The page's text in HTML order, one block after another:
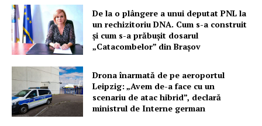
De la o plângere a unui deputat PNL la
un rechizitoriu DNA. Cum s-a construit
și cum s-a prăbușit dosarul
„Catacombelor” din Brașov
Drona înarmată de pe aeroportul
Leipzig: „Avem de-a face cu un
scenariu de atac hibrid”, declară
ministrul de Interne german